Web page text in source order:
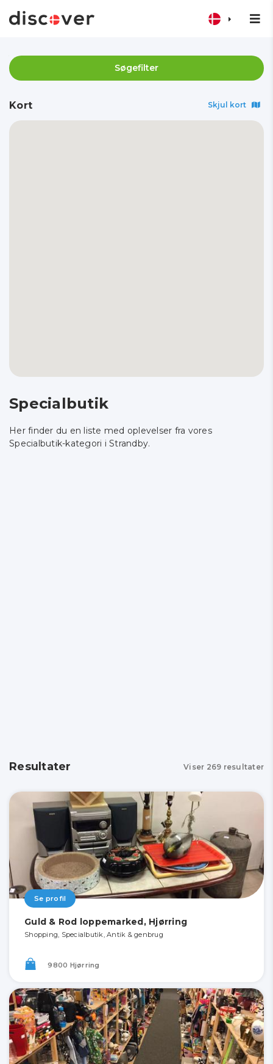
Søgefilter
Kort Skjul kort
Specialbutik
Her finder du en liste med oplevelser fra vores
Specialbutik-kategori i Strandby.
Resultater Viser 269 resultater
Se profil
Guld & Rod loppemarked, Hjørring
Shopping, Specialbutik, Antik & genbrug
9800 Hjørring